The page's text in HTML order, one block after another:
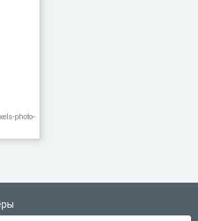
photo-